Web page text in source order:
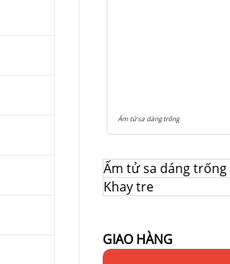
Ấm tử sa dáng trống
Ấm tử sa dáng trống
Khay tre
GIAO HÀNG